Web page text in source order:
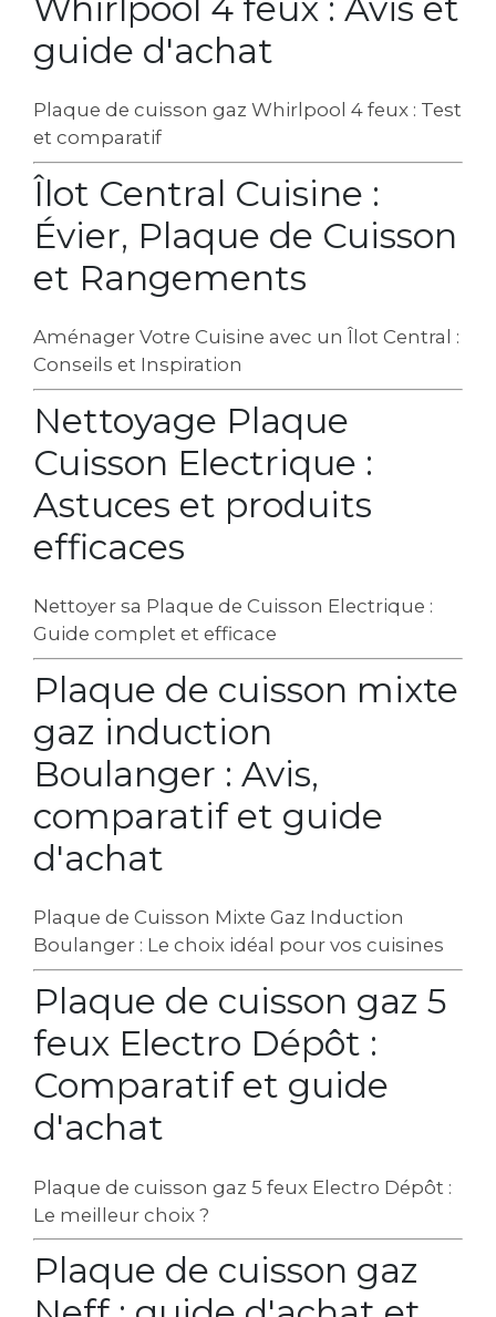
guide d'achat
Plaque de cuisson gaz Whirlpool 4 feux : Test
et comparatif
Îlot Central Cuisine :
Évier, Plaque de Cuisson
et Rangements
Aménager Votre Cuisine avec un Îlot Central :
Conseils et Inspiration
Nettoyage Plaque
Cuisson Electrique :
Astuces et produits
efficaces
Nettoyer sa Plaque de Cuisson Electrique :
Guide complet et efficace
Plaque de cuisson mixte
gaz induction
Boulanger : Avis,
comparatif et guide
d'achat
Plaque de Cuisson Mixte Gaz Induction
Boulanger : Le choix idéal pour vos cuisines
Plaque de cuisson gaz 5
feux Electro Dépôt :
Comparatif et guide
d'achat
Plaque de cuisson gaz 5 feux Electro Dépôt :
Le meilleur choix ?
Plaque de cuisson gaz